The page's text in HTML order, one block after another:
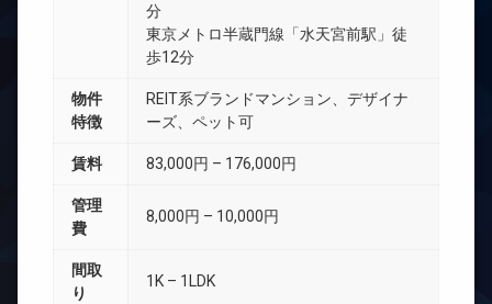
分
東京メトロ半蔵門線「水天宮前駅」徒
歩12分
物件
特徴
REIT系ブランドマンション、デザイナ
ーズ、ペット可
賃料 83,000円 – 176,000円
管理
費
8,000円 – 10,000円
間取
り
1K – 1LDK